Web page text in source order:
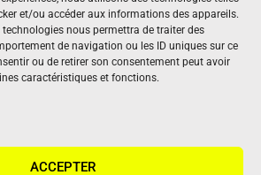
et/ou accéder aux informations des appareils.
technologies nous permettra de traiter des
de navigation ou les ID uniques sur ce
ou de retirer son consentement peut avoir
caractéristiques et fonctions.
ACCEPTER
indépendant, gratuit et sans